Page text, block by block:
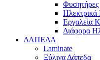
Φυσητήρες
Εργαλεία
Διάφορα
ΔΑΠΕΔΑ
Laminate
Ξύλινα Δάπεδα